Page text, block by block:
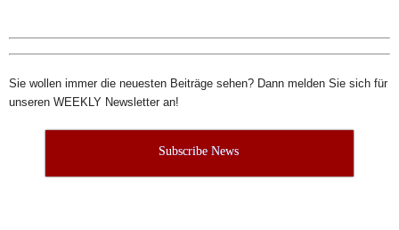
Sie wollen immer die neuesten Beiträge sehen? Dann melden Sie sich für
unseren WEEKLY Newsletter an!
Subscribe News